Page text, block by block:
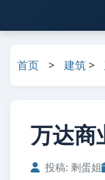
首页 > 建筑>
万达商
投稿: 剩蛋姐